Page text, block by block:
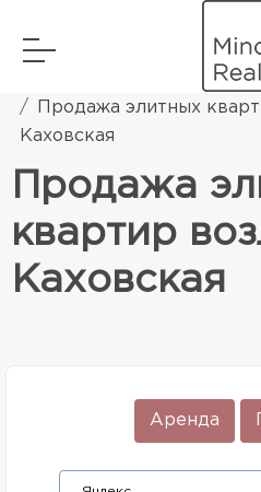
Элитная жилая
Продажа элитных
Каховская
Продажа
квартир
Каховская
Аренда